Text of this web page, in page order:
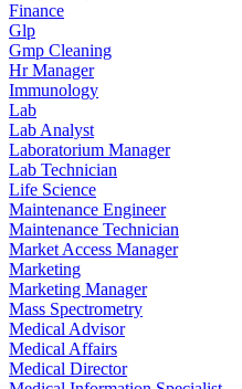
Finance
Glp
Gmp Cleaning
Hr Manager
Immunology
Lab
Lab Analyst
Laboratorium Manager
Lab Technician
Life Science
Maintenance Engineer
Maintenance Technician
Market Access Manager
Marketing
Marketing Manager
Mass Spectrometry
Medical Advisor
Medical Affairs
Medical Director